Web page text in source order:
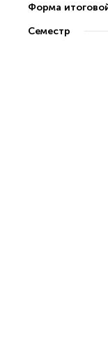
Форма
Семестр